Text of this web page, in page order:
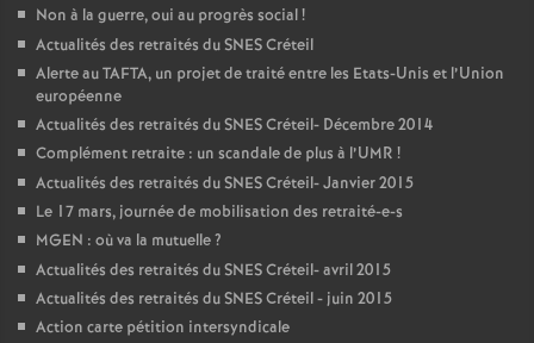
Non à la guerre, oui au progrès social!
Actualités des retraités duSNESCréteil
Alerte auTAFTA, un projet de traité entre les Etats-Unis et l’Union
européenne
Actualités des retraités duSNESCréteil- Décembre 2014
Complément retraite : un scandale de plus à l’UMR !
Actualités des retraités duSNESCréteil- Janvier 2015
Le 17 mars, journée de mobilisation des retraité-e-s
MGEN : où va la mutuelle?
Actualités des retraités duSNESCréteil- avril 2015
Actualités des retraités duSNESCréteil - juin 2015
Action carte pétition intersyndicale